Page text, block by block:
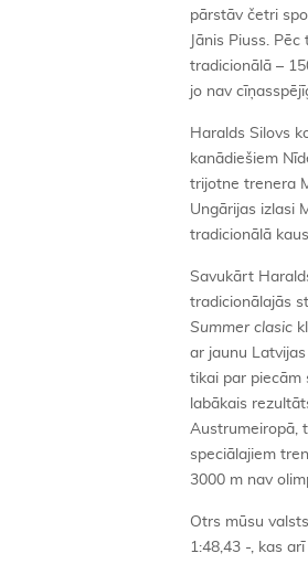
pārstāv četri
Jānis Piuss.
tradicionālā –
jo nav
Haralds Silovs
kanādiešiem
trijotne trenera
Ungārijas izlasi
tradicionālā
Savukārt
tradicionālajās
Summer clasic
ar jaunu
tikai par piecām
labākais
Austrumeiropā,
speciālajiem
3000 m nav
Otrs mūsu
1:48,43 -, kas